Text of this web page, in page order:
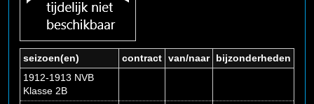
seizoen(en) contract van/naar
bijzonderheden
1912-1913 NVB
Klasse 2B